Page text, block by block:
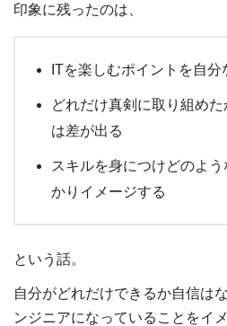
印象に残ったのは、
ITを楽しむポイントを自分
どれだけ真剣に取り組めた
は差が出る
スキルを身につけどのよ
かりイメージする
という話。
自分がどれだけできるか自信は
ンジニアになっていることをイ